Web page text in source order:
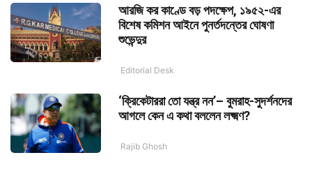
আরজি কর কাণ্ডে বড় পদক্ষেপ, ১৯৫২-এর
বিশেষ কমিশন আইনে পুনর্তদন্তের ঘোষণা
শুভেন্দুর
Editorial Desk
‘ক্রিকেটাররা তো যন্ত্র নন’– বুমরাহ-সুদর্শনদের
আগলে কেন এ কথা বললেন লক্ষ্মণ?
Rajib Ghosh